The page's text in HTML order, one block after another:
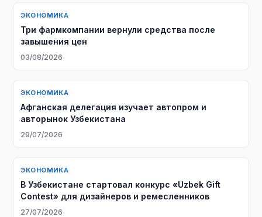
ЭКОНОМИКА
Три фармкомпании вернули средства после
завышения цен
03/08/2026
ЭКОНОМИКА
Афганская делегация изучает автопром и
авторынок Узбекистана
29/07/2026
ЭКОНОМИКА
В Узбекистане стартовал конкурс «Uzbek Gift
Contest» для дизайнеров и ремесленников
27/07/2026